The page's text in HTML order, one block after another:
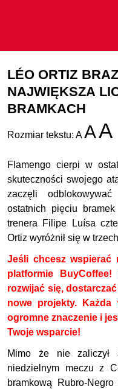
LÉO ORTIZ
NAJWIĘKSZA
BRAMKACH
Rozmiar tekstu: A AA
Flamengo cierpi w
skuteczności swojego
zaczęli
ostatnich pięciu
trenera Filipe Luísa
Ortiz wyróżnił się w
Jeśli chcesz wspierać
platformie
rozwijać się,
nowe projekty. Każda
ogromne znaczenie i
Twoje wsparcie!
Mimo że nie
niedzielnym meczu z
bramkową Rubro-